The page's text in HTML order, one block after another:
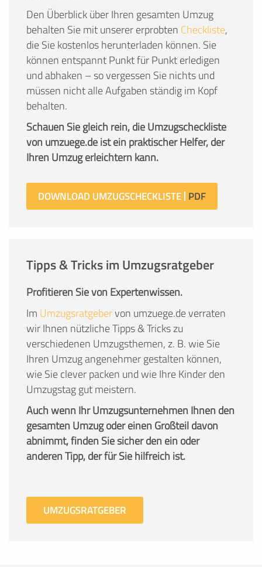
Den Überblick über Ihren gesamten Umzug
behalten Sie mit unserer erprobten Checkliste,
die Sie kostenlos herunterladen können. Sie
können entspannt Punkt für Punkt erledigen
und abhaken – so vergessen Sie nichts und
müssen nicht alle Aufgaben ständig im Kopf
behalten.
Schauen Sie gleich rein, die Umzugscheckliste
von umzuege.de ist ein praktischer Helfer, der
Ihren Umzug erleichtern kann.
DOWNLOAD UMZUGSCHECKLISTE
Tipps & Tricks im Umzugsratgeber
Profitieren Sie von Expertenwissen.
Im Umzugsratgebervon umzuege.de verraten
wir Ihnen nützliche Tipps & Tricks zu
verschiedenen Umzugsthemen, z. B. wie Sie
Ihren Umzug angenehmer gestalten können,
wie Sie clever packen und wie Ihre Kinder den
Umzugstag gut meistern.
Auch wenn Ihr Umzugsunternehmen Ihnen den
gesamten Umzug oder einen Großteil davon
abnimmt, finden Sie sicher den ein oder
anderen Tipp, der für Sie hilfreich ist.
UMZUGSRATGEBER